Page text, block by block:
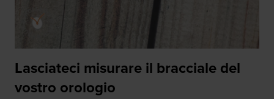
Lasciateci misurare il bracciale del
vostro orologio